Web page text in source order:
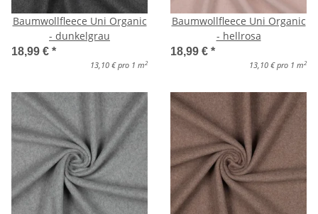
Baumwollfleece Uni Organic
- dunkelgrau
18,99 € *
13,10 € pro 1 m 2
Baumwollfleece Uni Organic
- hellrosa
18,99 € *
13,10 € pro 1 m 2